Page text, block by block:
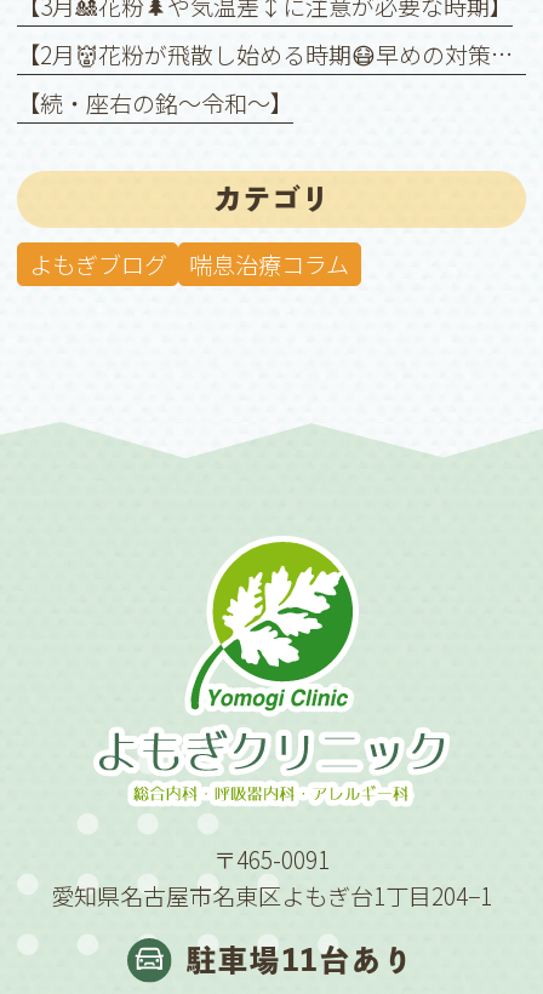
【2月👹花粉が飛散し始める時期😷早めの対策を❗️】
【続・座右の銘〜令和〜】
カテゴリ
よもぎブログ 喘息治療コラム
〒465-0091
愛知県名古屋市名東区よもぎ台1丁目204−1
駐車場11台あり